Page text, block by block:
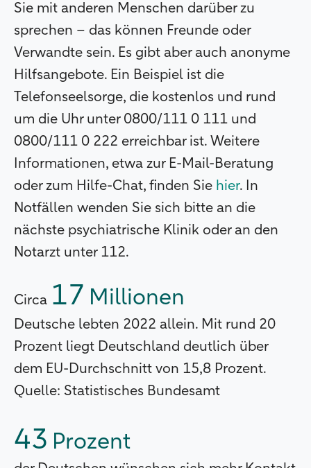
Sie mit anderen Menschen darüber zu
sprechen – das können Freunde oder
Verwandte sein. Es gibt aber auch anonyme
Hilfsangebote. Ein Beispiel ist die
Telefonseelsorge, die kostenlos und rund
um die Uhr unter 0800/111 0 111 und
0800/111 0 222 erreichbar ist. Weitere
Informationen, etwa zur E-Mail-Beratung
oder zum Hilfe-Chat, finden Sie hier. In
Notfällen wenden Sie sich bitte an die
nächste psychiatrische Klinik oder an den
Notarzt unter 112.
Circa 17 Millionen
Deutsche lebten 2022 allein. Mit rund 20
Prozent liegt Deutschland deutlich über
dem EU-Durchschnitt von 15,8 Prozent.
Quelle: Statistisches Bundesamt
43 Prozent